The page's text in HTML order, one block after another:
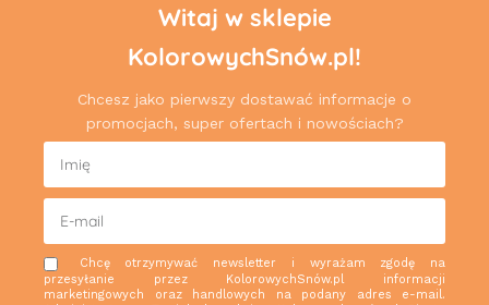
Witaj w sklepie
KolorowychSnów.pl!
Chcesz jako pierwszy dostawać informacje o
promocjach, super ofertach i nowościach?
Chcę otrzymywać newsletter i wyrażam zgodę na
przesyłanie przez KolorowychSnów.pl informacji
marketingowych oraz handlowych na podany adres e-mail.